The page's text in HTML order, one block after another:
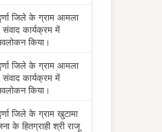
जिले के ग्राम आमला
कार्यक्रम में
किया।
जिले के ग्राम आमला
कार्यक्रम में
किया।
जिले के ग्राम खुटामा
के हितग्राही श्री राजू